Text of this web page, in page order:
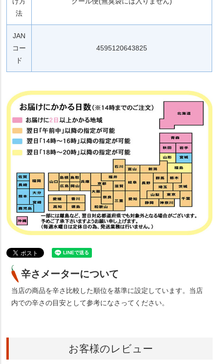
法
JAN
コー
ド
4595120643825
辛さメーターについて
当店の商品を辛さ比較した順位を基準に設定しています。当店
内での辛さの目安として参考になさってください。
お客様のレビュー